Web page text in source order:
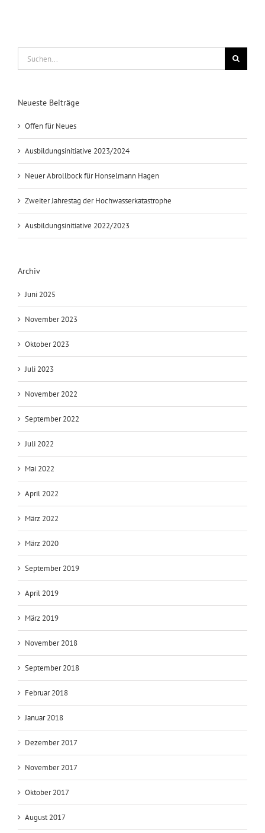
Neueste Beiträge
Offen für Neues
Ausbildungsinitiative 2023/2024
Neuer Abrollbock für Honselmann Hagen
Zweiter Jahrestag der Hochwasserkatastrophe
Ausbildungsinitiative 2022/2023
Archiv
Juni 2025
November 2023
Oktober 2023
Juli 2023
November 2022
September 2022
Juli 2022
Mai 2022
April 2022
März 2022
März 2020
September 2019
April 2019
März 2019
November 2018
September 2018
Februar 2018
Januar 2018
Dezember 2017
November 2017
Oktober 2017
August 2017